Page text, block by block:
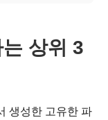
상위 3
생성한 고유한 파